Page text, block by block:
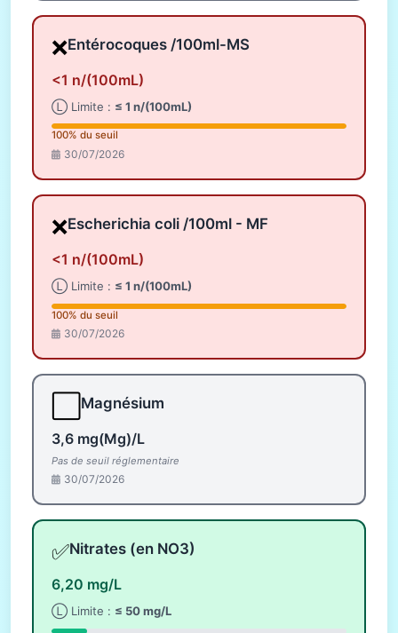
❌Entérocoques /100ml-MS
<1 n/(100mL)
Ⓛ Limite : ≤ 1 n/(100mL)
100% du seuil
30/07/2026
❌Escherichia coli /100ml - MF
<1 n/(100mL)
Ⓛ Limite : ≤ 1 n/(100mL)
100% du seuil
30/07/2026
Magnésium
3,6 mg(Mg)/L
Pas de seuil réglementaire
30/07/2026
✅Nitrates (en NO3)
6,20 mg/L
Ⓛ Limite : ≤ 50 mg/L